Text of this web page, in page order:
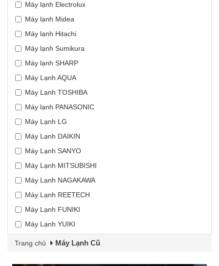
Máy lạnh Electrolux
Máy lạnh Midea
Máy lạnh Hitachi
Máy lạnh Sumikura
Máy lạnh SHARP
Máy Lạnh AQUA
Máy Lạnh TOSHIBA
Máy lạnh PANASONIC
Máy Lạnh LG
Máy Lạnh DAIKIN
Máy Lạnh SANYO
Máy Lạnh MITSUBISHI
Máy Lạnh NAGAKAWA
Máy Lạnh REETECH
Máy Lạnh FUNIKI
Máy Lạnh YUIKI
Trang chủ Máy Lạnh Cũ